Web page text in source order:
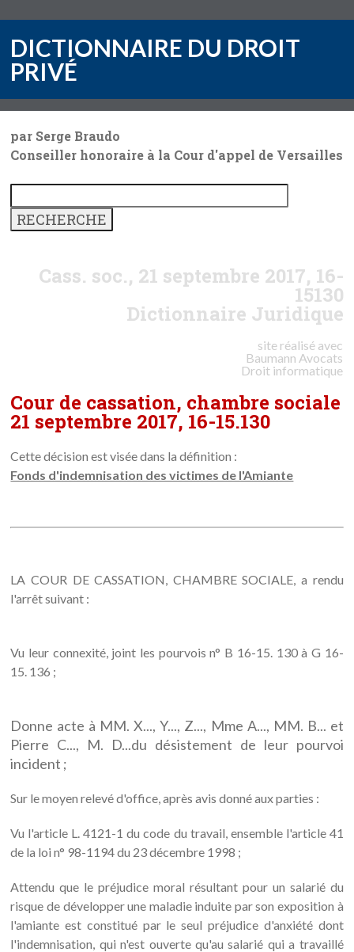
DICTIONNAIRE DU DROIT
PRIVÉ
par Serge Braudo
Conseiller honoraire à la Cour d'appel de Versailles
Cass. soc., 21 septembre 2017, 16-
15130
Dictionnaire Juridique
site réalisé avec
Baumann Avocats
Droit informatique
Cour de cassation, chambre sociale
21 septembre 2017, 16-15.130
Cette décision est visée dans la définition :
Fonds d'indemnisation des victimes de l'Amiante
LA COUR DE CASSATION, CHAMBRE SOCIALE, a rendu
l'arrêt suivant :
Vu leur connexité, joint les pourvois n° B 16-15. 130 à G 16-
15. 136 ;
Donne acte à MM. X..., Y..., Z..., Mme A..., MM. B... et
Pierre C..., M. D...du désistement de leur pourvoi
incident ;
Sur le moyen relevé d'office, après avis donné aux parties :
Vu l'article L. 4121-1 du code du travail, ensemble l'article 41
de la loi n° 98-1194 du 23 décembre 1998 ;
Attendu que le préjudice moral résultant pour un salarié du
risque de développer une maladie induite par son exposition à
l'amiante est constitué par le seul préjudice d'anxiété dont
l'indemnisation, qui n'est ouverte qu'au salarié qui a travaillé